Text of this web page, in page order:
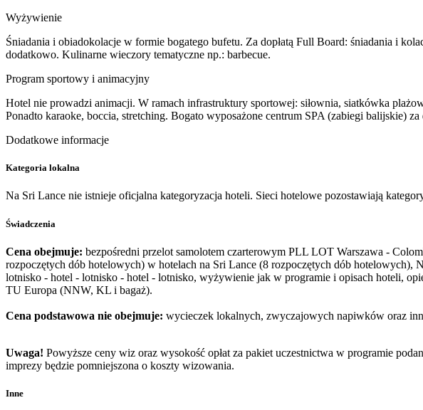
Wyżywienie
Śniadania i obiadokolacje w formie bogatego bufetu. Za dopłatą Full Board: śniadania i
dodatkowo. Kulinarne wieczory tematyczne np.: barbecue.
Program sportowy i animacyjny
Hotel nie prowadzi animacji. W ramach infrastruktury sportowej: siłownia, siatkówka
Ponadto karaoke, boccia, stretching. Bogato wyposażone centrum SPA (zabiegi balijskie)
Dodatkowe informacje
Kategoria lokalna
Na Sri Lance nie istnieje oficjalna kategoryzacja hoteli. Sieci hotelowe pozostawiają
Świadczenia
Cena obejmuje: bezpośredni przelot samolotem czarterowym PLL LOT Warszawa -
rozpoczętych dób hotelowych) w hotelach na Sri Lance (8 rozpoczętych dób
lotnisko - hotel - lotnisko - hotel - lotnisko, wyżywienie jak w programie i opisach hoteli,
TU Europa (NNW, KL i bagaż).
Cena podstawowa nie obejmuje: wycieczek lokalnych, zwyczajowych napiwków oraz
Uwaga! Powyższe ceny wiz oraz wysokość opłat za pakiet uczestnictwa w programie
imprezy będzie pomniejszona o koszty wizowania.
Inne